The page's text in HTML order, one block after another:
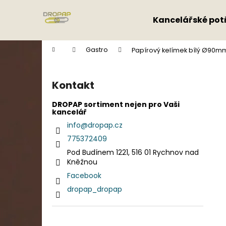
Kancelářské
Domů Gastro Papírový kelímek bílý Ø90mm
Kontakt
DROPAP sortiment nejen pro Vaši
kancelář
info@dropap.cz
775372409
Pod Budínem 1221, 516 01 Rychnov nad
Kněžnou
Facebook
dropap_dropap
í
Zpět
do
Zpět
do